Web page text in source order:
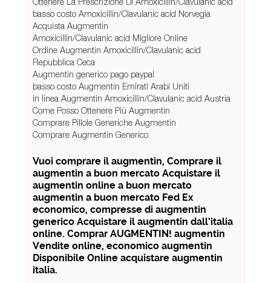
basso costo Amoxicillin/Clavulanic acid Norvegia
Acquista Augmentin
Amoxicillin/Clavulanic acid Migliore Online
Ordine Augmentin Amoxicillin/Clavulanic acid
Repubblica Ceca
Augmentin generico pago paypal
basso costo Augmentin Emirati Arabi Uniti
in linea Augmentin Amoxicillin/Clavulanic acid Austria
Come Posso Ottenere Più Augmentin
Comprare Pillole Generiche Augmentin
Comprare Augmentin Generico
Vuoi comprare il augmentin, Comprare il
augmentin a buon mercato Acquistare il
augmentin online a buon mercato
augmentin a buon mercato Fed Ex
economico, compresse di augmentin
generico Acquistare il augmentin dall’italia
online. Comprar AUGMENTIN! augmentin
Vendite online, economico augmentin
Disponibile Online acquistare augmentin
italia.